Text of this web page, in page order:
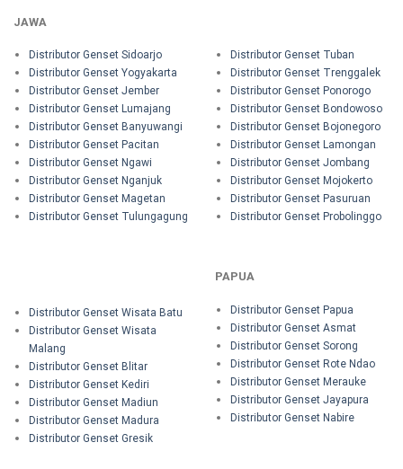
JAWA
Distributor Genset Sidoarjo
Distributor Genset Yogyakarta
Distributor Genset Jember
Distributor Genset Lumajang
Distributor Genset Banyuwangi
Distributor Genset Pacitan
Distributor Genset Ngawi
Distributor Genset Nganjuk
Distributor Genset Magetan
Distributor Genset Tulungagung
Distributor Genset Tuban
Distributor Genset Trenggalek
Distributor Genset Ponorogo
Distributor Genset Bondowoso
Distributor Genset Bojonegoro
Distributor Genset Lamongan
Distributor Genset Jombang
Distributor Genset Mojokerto
Distributor Genset Pasuruan
Distributor Genset Probolinggo
Distributor Genset Wisata Batu
Distributor Genset Wisata
Malang
Distributor Genset Blitar
Distributor Genset Kediri
Distributor Genset Madiun
Distributor Genset Madura
Distributor Genset Gresik
PAPUA
Distributor Genset Papua
Distributor Genset Asmat
Distributor Genset Sorong
Distributor Genset Rote Ndao
Distributor Genset Merauke
Distributor Genset Jayapura
Distributor Genset Nabire